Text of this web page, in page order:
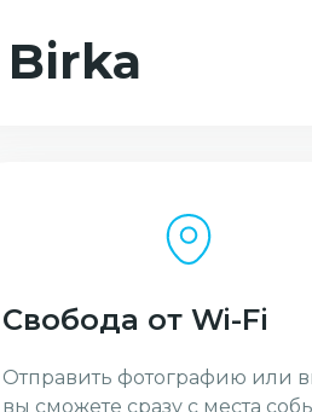
Свобода от Wi-Fi
Отправить фотографию или
вы сможете сразу с места